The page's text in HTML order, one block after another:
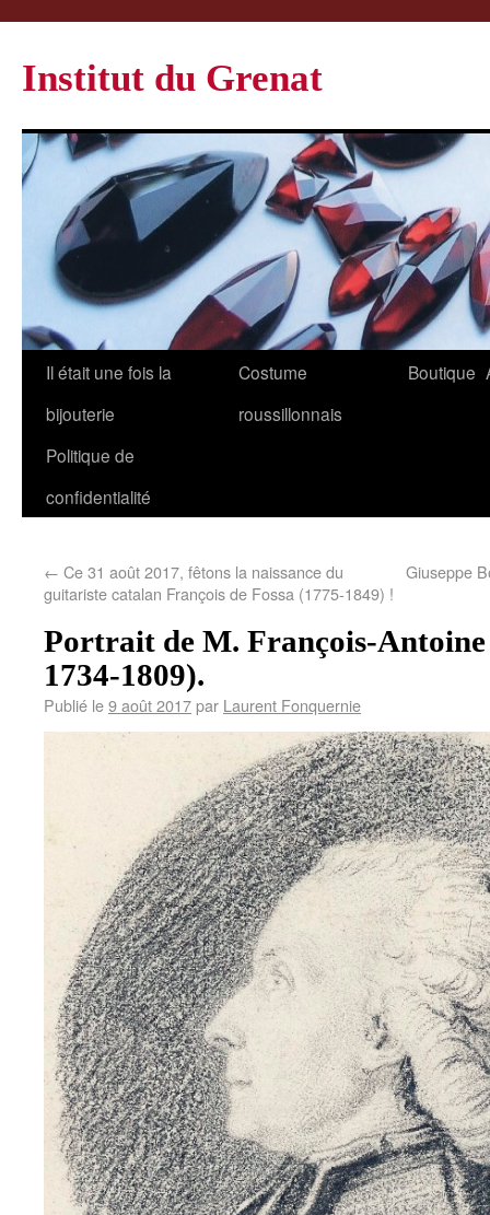
Institut du Grenat
Il était une fois la
bijouterie
Costume
roussillonnais
Boutique
Politique de
confidentialité
← Ce 31 août 2017, fêtons la naissance du
guitariste catalan François de Fossa (1775-1849) !
Giuseppe
Portrait de M. François-
1734-1809).
Publié le9 août 2017par Laurent Fonquernie